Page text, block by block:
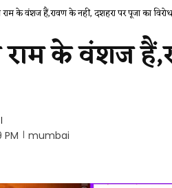
के वंशज हैं,रावण के नहीं, दशहरा पर पूजा का विरोध
के वंशज
PM
mumbai